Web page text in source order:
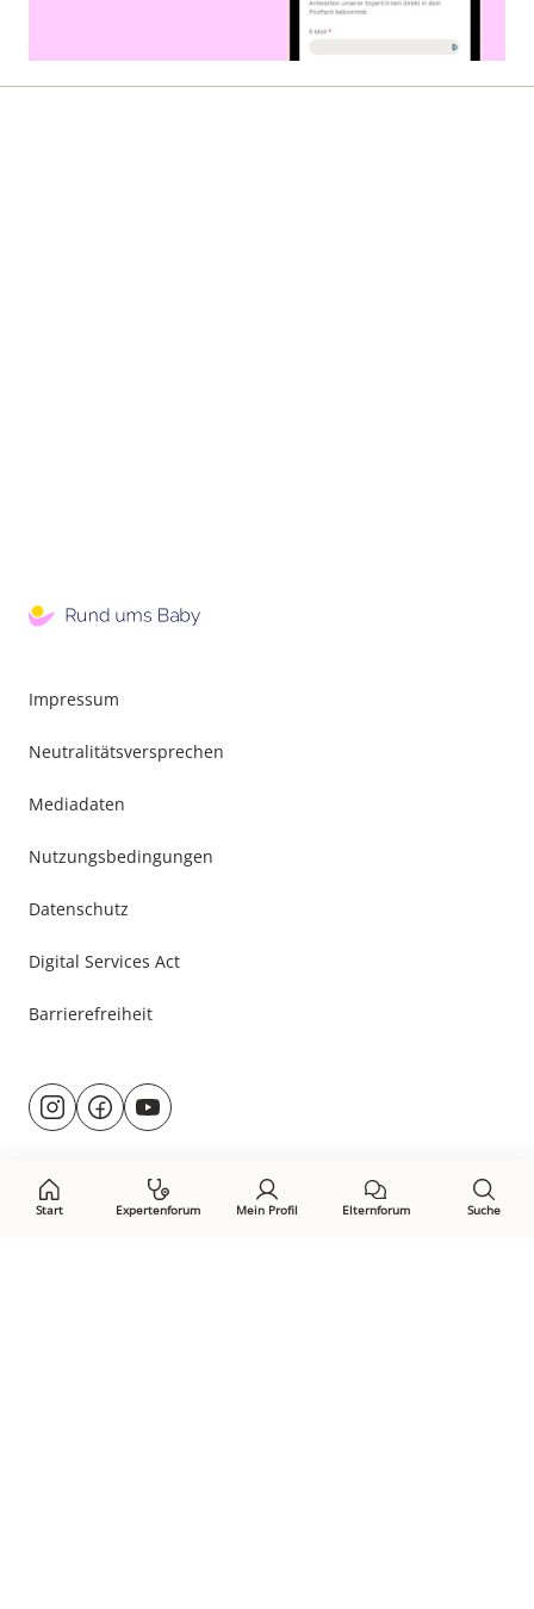
Start Expertenforum Mein Profil Elternforum Suche
Impressum
Neutralitätsversprechen
Mediadaten
Nutzungsbedingungen
Datenschutz
Digital Services Act
Barrierefreiheit
Besuche
uns@rund.ums.baby
facebook.com/rundumsbaby.de
youtube.com/@rundumsbaby_